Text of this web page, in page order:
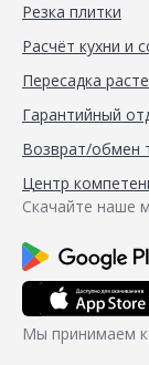
Резка плитки
Расчёт кухни и
Пересадка
Гарантийный
Возврат/обмен
Центр
Скачайте наше
Мы принимаем